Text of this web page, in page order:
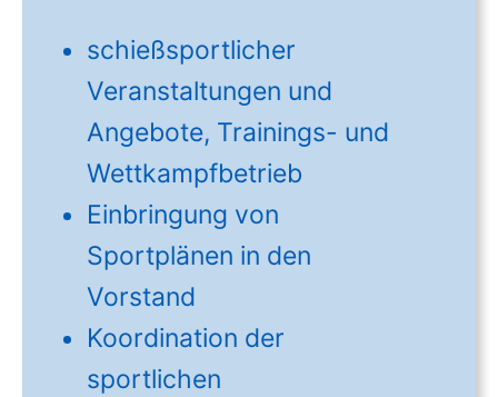
schießsportlicher
Veranstaltungen und
Angebote, Trainings- und
Wettkampfbetrieb
Einbringung von
Sportplänen in den
Vorstand
Koordination der
sportlichen